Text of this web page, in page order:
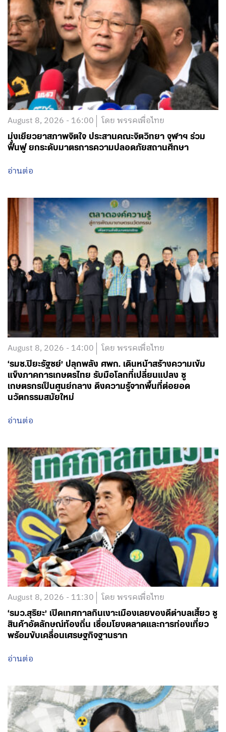
August 8, 2026 - 16:00 โดย พรรคเพื่อไทย
มุ่งเยียวยาสภาพจิตใจ ประสานคณะจิตวิทยา จุฬาฯ ร่วม
ฟื้นฟู ยกระดับมาตรการความปลอดภัยสถานศึกษา
อ่านต่อ
August 8, 2026 - 14:00 โดย พรรคเพื่อไทย
‘รมช.ปิยะรัฐชย์’ ปลุกพลัง ศพก. เดินหน้าสร้างความเข้ม
แข็งภาคการเกษตรไทย รับมือโลกที่เปลี่ยนแปลง ชู
เกษตรกรเป็นศูนย์กลาง ดึงความรู้จากพื้นที่ต่อยอด
นวัตกรรมสมัยใหม่
อ่านต่อ
August 8, 2026 - 11:30 โดย พรรคเพื่อไทย
‘รมว.สุริยะ’ เปิดเทศกาลกินเงาะเมืองเลยของดีตำบลเสี้ยว ชู
สินค้าอัตลักษณ์ท้องถิ่น เชื่อมโยงตลาดและการท่องเที่ยว
พร้อมขับเคลื่อนเศรษฐกิจฐานราก
อ่านต่อ